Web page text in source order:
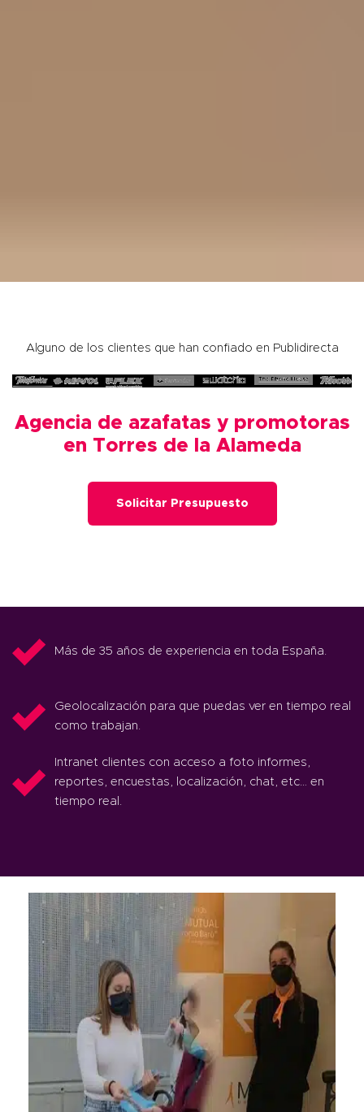
Alguno de los clientes que han confiado en Publidirecta
Agencia de azafatas y promotoras
en Torres de la Alameda
Solicitar Presupuesto
Más de 35 años de experiencia en toda España.
Geolocalización para que puedas ver en tiempo real
como trabajan.
Intranet clientes con acceso a foto informes,
reportes, encuestas, localización, chat, etc… en
tiempo real.